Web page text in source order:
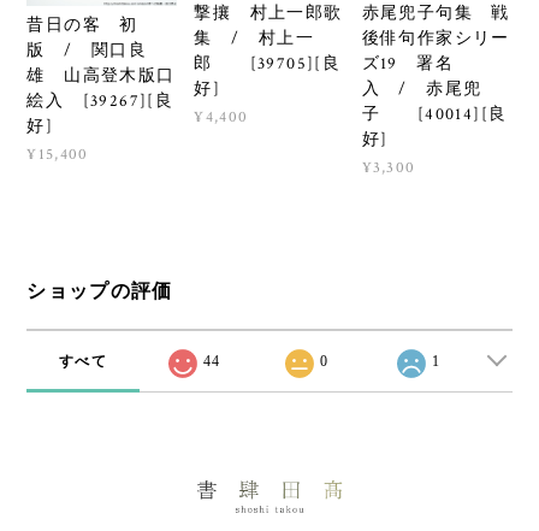
昔日の客 初
版 / 関口良
雄 山高登木版口
絵入 [39267][良
好]
¥15,400
撃攘 村上一郎歌
集 / 村上一
郎 [39705][良
好]
¥4,400
赤尾兜子句集 戦
後俳句作家シリー
ズ19 署名
入 / 赤尾兜
子 [40014][良
好]
¥3,300
ショップの評価
すべて 44 0 1